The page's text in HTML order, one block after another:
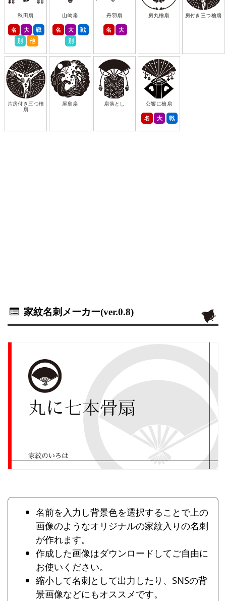
秋田扇
名 大
戦
別
他
山崎扇
名 大
戦
別
丹羽扇
名 大
房丸檜扇 房付き三つ檜扇
片房付き三つ檜
扇
屋島扇 扇落とし 公饗に檜扇
名 大 戦
家紋名刺メーカー(ver.0.8)
名前を入力し背景色を選択することで上の
画像のようなオリジナルの家紋入りの名刺
が作れます。
作成した画像はダウンロードしてご自由に
お使いください。
縮小して名刺として出力したり、SNSの背
景画像などにもオススメです。